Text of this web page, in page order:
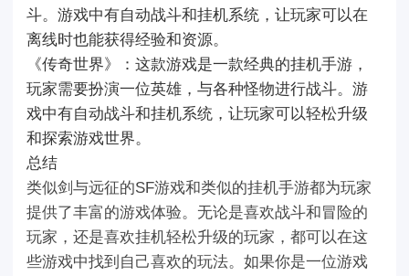
斗。游戏中有自动战斗和挂机系统，让玩家可以在
离线时也能获得经验和资源。
《传奇世界》：这款游戏是一款经典的挂机手游，
玩家需要扮演一位英雄，与各种怪物进行战斗。游
戏中有自动战斗和挂机系统，让玩家可以轻松升级
和探索游戏世界。
总结
类似剑与远征的SF游戏和类似的挂机手游都为玩家
提供了丰富的游戏体验。无论是喜欢战斗和冒险的
玩家，还是喜欢挂机轻松升级的玩家，都可以在这
些游戏中找到自己喜欢的玩法。如果你是一位游戏